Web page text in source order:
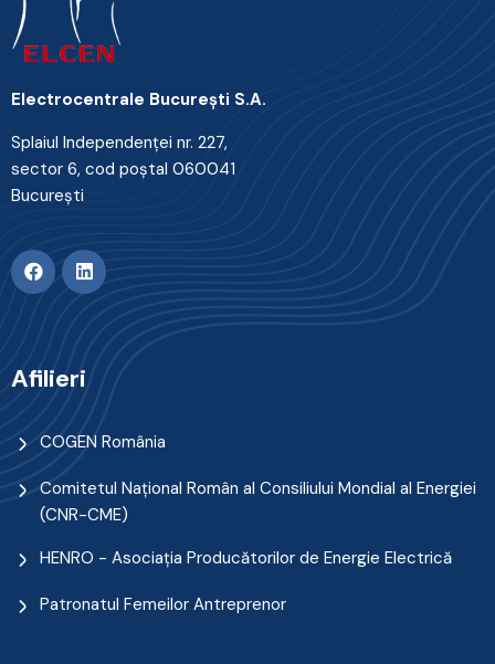
Electrocentrale Bucureşti S.A.
Splaiul Independenţei nr. 227,
sector 6, cod poştal 060041
Bucureşti
Afilieri
COGEN România
Comitetul Naţional Român al Consiliului Mondial al Energiei
(CNR-CME)
HENRO - Asociația Producătorilor de Energie Electrică
Patronatul Femeilor Antreprenor